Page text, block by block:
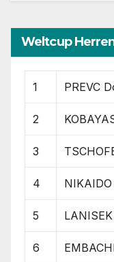
Weltcup
1 PREVC
2
3
4
5
6